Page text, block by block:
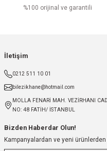
%100 orijinal ve garantili
İletişim
0212 511 10 01
bilezikhane@hotmail.com
MOLLA FENARİ MAH. VEZİRHANI
NO: 48 FATİH/ İSTANBUL
Bizden Haberdar Olun!
Kampanyalardan ve yeni